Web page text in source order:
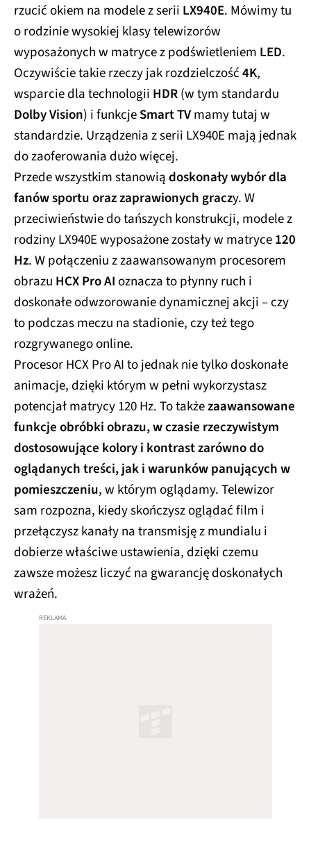
rzucić okiem na modele z serii LX940E. Mówimy tu
o rodzinie wysokiej klasy telewizorów
wyposażonych w matryce z podświetleniem LED.
Oczywiście takie rzeczy jak rozdzielczość4K,
wsparcie dla technologii HDR(w tym standardu
Dolby Vision) i funkcjeSmart TVmamy tutaj w
standardzie. Urządzenia z serii LX940E mają jednak
do zaoferowania dużo więcej.
Przede wszystkim stanowiądoskonały wybór dla
fanów sportu oraz zaprawionych graczy. W
przeciwieństwie do tańszych konstrukcji, modele z
rodziny LX940E wyposażone zostały w matryce120
Hz. W połączeniu z zaawansowanym procesorem
obrazu HCX Pro AIoznacza to płynny ruch i
doskonałe odwzorowanie dynamicznej akcji – czy
to podczas meczu na stadionie, czy też tego
rozgrywanego online.
Procesor HCX Pro AI to jednak nie tylko doskonałe
animacje, dzięki którym w pełni wykorzystasz
potencjał matrycy 120 Hz. To takżezaawansowane
funkcje obróbki obrazu, w czasie rzeczywistym
dostosowujące kolory i kontrast zarówno do
oglądanych treści, jak i warunków panujących w
pomieszczeniu, w którym oglądamy. Telewizor
sam rozpozna, kiedy skończysz oglądać film i
przełączysz kanały na transmisję z mundialu i
dobierze właściwe ustawienia, dzięki czemu
zawsze możesz liczyć na gwarancję doskonałych
wrażeń.